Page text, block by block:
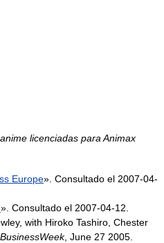
licenciadas para Animax
Europe». Consultado el 2007-04-
». Consultado el 2007-04-12.
with Hiroko Tashiro, Chester
BusinessWeek, June 27 2005.